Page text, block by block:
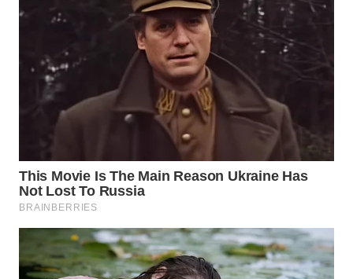
Media
WAHANA
NEWS
WAHANA
ADVOKAT
WAHANA
INFRASTRUKTUR